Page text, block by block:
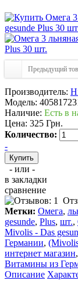
Предыдущий
Производитель:
Модель:
Наличие: Есть в
Цена: 325 Грн.
Количество:
-
- или -
в закладки
сравнение
Метки: Омега,
gesunde, Plus, шт.,
Mivolis - Das
Германии,
интернет магазин,
Витамины из
Описание